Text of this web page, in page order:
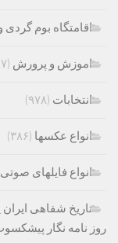
اقامتگاه بوم گردی
اموزش و پرورش (۲۸۷)
انتخابات (۹۷۸)
انواع عکسها (۳۸۶)
انواع فایلهای صوتی
تاریخ شفاهی
روز نامه نگار